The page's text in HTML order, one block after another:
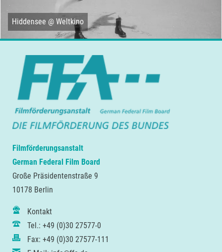
Hiddensee @ Weltkino
Filmförderungsanstalt
German Federal Film Board
Große Präsidentenstraße 9
10178 Berlin
Kontakt
Tel.: +49 (0)30 27577-0
Fax: +49 (0)30 27577-111